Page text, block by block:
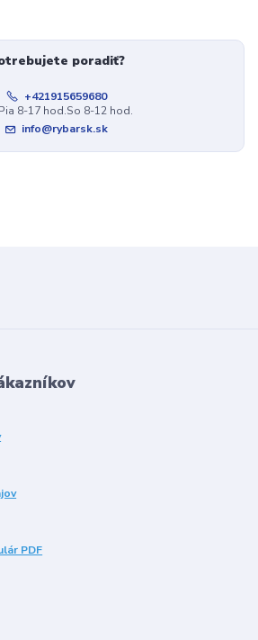
poradiť?
+421915659680
8-17 hod.So 8-12 hod.
info@rybarsk.sk
PDF